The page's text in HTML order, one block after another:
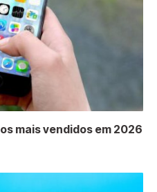
mais vendidos em 2026